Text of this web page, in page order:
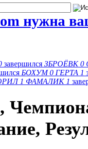
нужна
завершился ЗБРОЁВК 0
БОХУМ 0 ГЕРТА 1
1 ФАМАЛИК 1